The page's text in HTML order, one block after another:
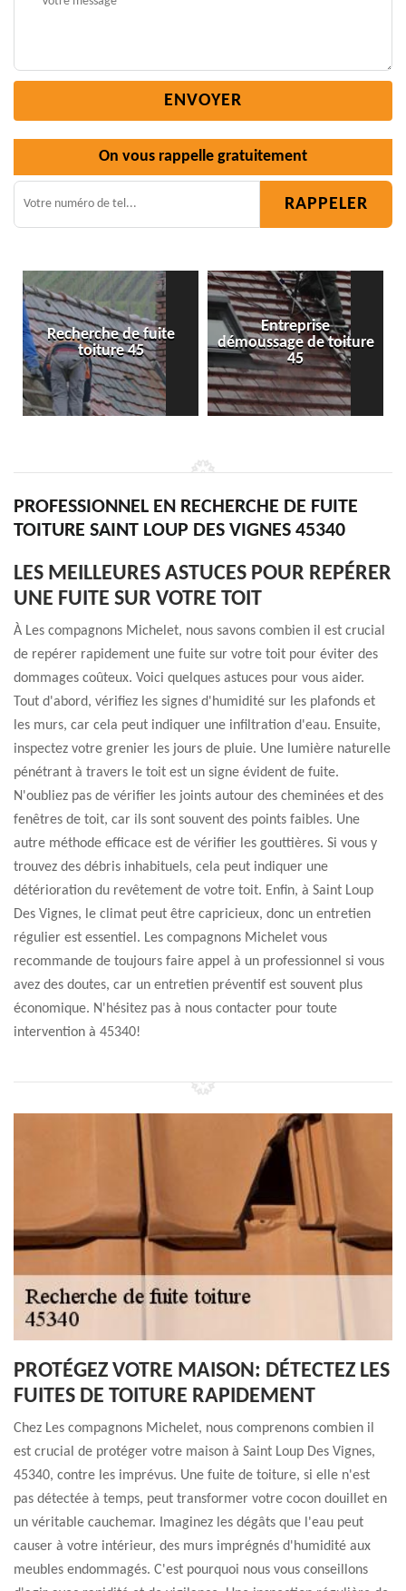
On vous rappelle gratuitement
Entreprise
démoussage de toiture
45
Isolation toiture 45
PROFESSIONNEL EN RECHERCHE DE FUITE
TOITURE SAINT LOUP DES VIGNES 45340
LES MEILLEURES ASTUCES POUR REPÉRER
UNE FUITE SUR VOTRE TOIT
À Les compagnons Michelet, nous savons combien il est crucial
de repérer rapidement une fuite sur votre toit pour éviter des
dommages coûteux. Voici quelques astuces pour vous aider.
Tout d'abord, vérifiez les signes d'humidité sur les plafonds et
les murs, car cela peut indiquer une infiltration d'eau. Ensuite,
inspectez votre grenier les jours de pluie. Une lumière naturelle
pénétrant à travers le toit est un signe évident de fuite.
N'oubliez pas de vérifier les joints autour des cheminées et des
fenêtres de toit, car ils sont souvent des points faibles. Une
autre méthode efficace est de vérifier les gouttières. Si vous y
trouvez des débris inhabituels, cela peut indiquer une
détérioration du revêtement de votre toit. Enfin, à Saint Loup
Des Vignes, le climat peut être capricieux, donc un entretien
régulier est essentiel. Les compagnons Michelet vous
recommande de toujours faire appel à un professionnel si vous
avez des doutes, car un entretien préventif est souvent plus
économique. N'hésitez pas à nous contacter pour toute
intervention à 45340!
PROTÉGEZ VOTRE MAISON: DÉTECTEZ LES
FUITES DE TOITURE RAPIDEMENT
Chez Les compagnons Michelet, nous comprenons combien il
est crucial de protéger votre maison à Saint Loup Des Vignes,
45340, contre les imprévus. Une fuite de toiture, si elle n'est
pas détectée à temps, peut transformer votre cocon douillet en
un véritable cauchemar. Imaginez les dégâts que l'eau peut
causer à votre intérieur, des murs imprégnés d'humidité aux
meubles endommagés. C'est pourquoi nous vous conseillons